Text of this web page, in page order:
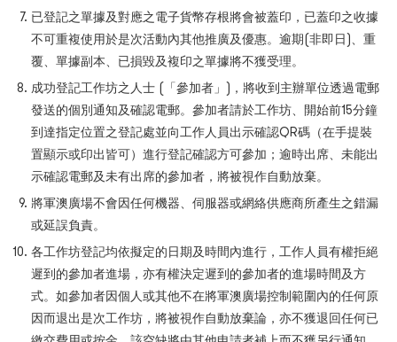
已登記之單據及對應之電子貨幣存根將會被蓋印，已蓋印之收據
不可重複使用於是次活動內其他推廣及優惠。逾期(非即日)、重
覆、單據副本、已損毀及複印之單據將不獲受理。
成功登記工作坊之人士 (「參加者」)，將收到主辦單位透過電郵
發送的個別通知及確認電郵。參加者請於工作坊、開始前15分鐘
到達指定位置之登記處並向工作人員出示確認QR碼（在手提裝
置顯示或印出皆可）進行登記確認方可參加；逾時出席、未能出
示確認電郵及未有出席的參加者，將被視作自動放棄。
將軍澳廣場不會因任何機器、伺服器或網絡供應商所產生之錯漏
或延誤負責。
各工作坊登記均依擬定的日期及時間內進行，工作人員有權拒絕
遲到的參加者進場，亦有權決定遲到的參加者的進場時間及方
式。如參加者因個人或其他不在將軍澳廣場控制範圍內的任何原
因而退出是次工作坊，將被視作自動放棄論，亦不獲退回任何已